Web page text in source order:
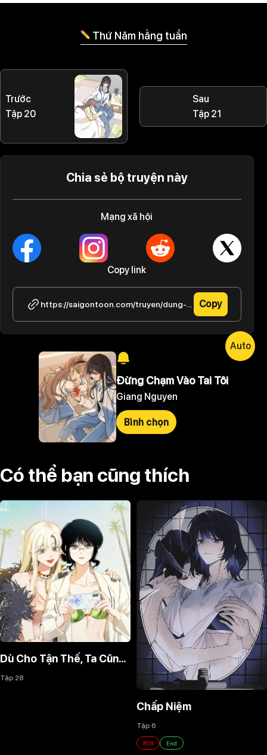
Thứ Năm hằng tuần
Trước
Tập 20
Sau
Tập 21
Chia sẻ bộ truyện này
Mạng xã hội
Copy link
Copy
Đừng Chạm Vào Tai Tôi
Giang Nguyen
Bình chọn
Có thể bạn cũng thích
Dù Cho Tận Thế, Ta Cũng Không Thích Ngươi!
Tập 28
Chấp Niệm
Tập 6
R18 End
Auto